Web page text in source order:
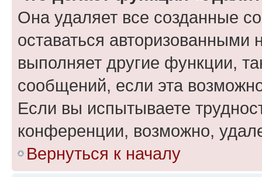
Она удаляет все созданные
оставаться авторизованными
выполняет другие функции,
сообщений, если эта
Если вы испытываете
конференции, возможно,
Вернуться к началу